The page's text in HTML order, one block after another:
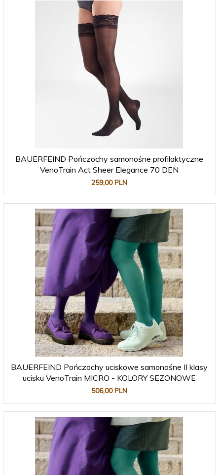
BAUERFEIND Pończochy samonośne profilaktyczne
VenoTrain Act Sheer Elegance 70 DEN
259,00 PLN
BAUERFEIND Pończochy uciskowe samonośne II klasy
ucisku VenoTrain MICRO - KOLORY SEZONOWE
506,00 PLN